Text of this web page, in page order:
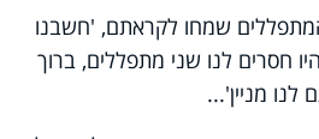
שמחו לקראתם, 'חשבנו
חסרים לנו שני מתפללים, ברוך
מניין'...